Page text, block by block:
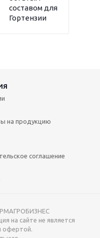
составом для
Гортензии
на продукцию
соглашение
на сайте не является
офертой.